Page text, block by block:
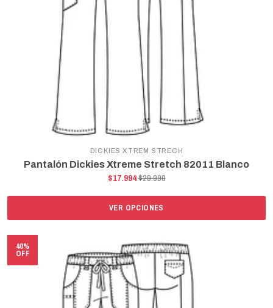
DICKIES XTREM STRECH
Pantalón Dickies Xtreme Stretch 82011 Blanco
$17.994$29.990
VER OPCIONES
40%
OFF